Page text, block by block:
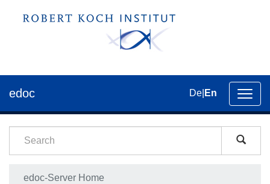
edoc De En
edoc-Server Home